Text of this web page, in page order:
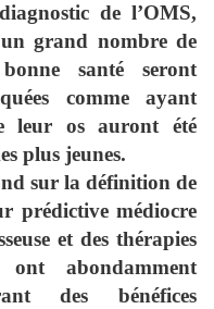
de l’OMS,
grand nombre de
santé seront
comme ayant
leur os auront été
plus jeunes.
sur la définition de
prédictive médiocre
et des thérapies
abondamment
des bénéfices